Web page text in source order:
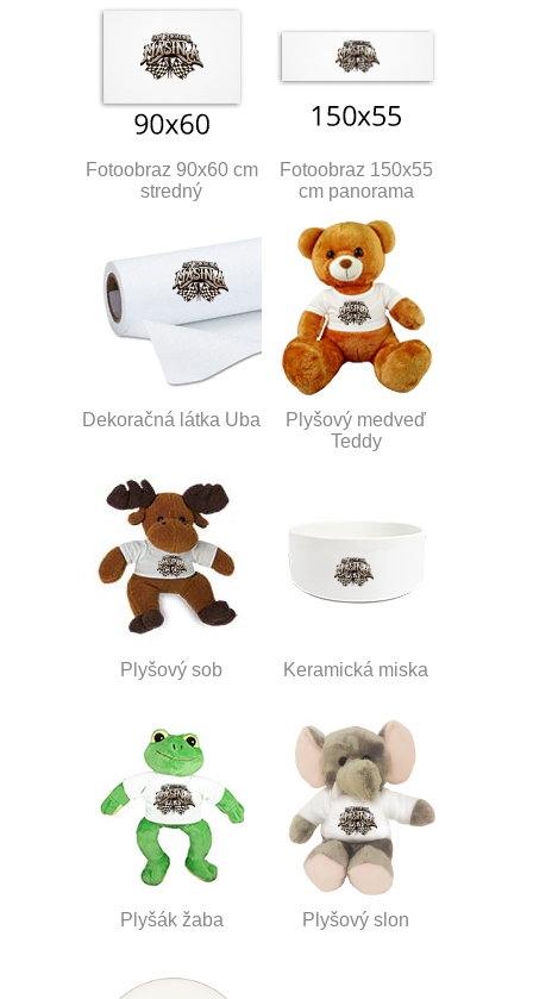
Fotoobraz 90x60 cm
stredný
Fotoobraz 150x55
cm panorama
Dekoračná látka Uba
Plyšový medveď
Teddy
Plyšový sob Keramická miska
Plyšák žaba Plyšový slon